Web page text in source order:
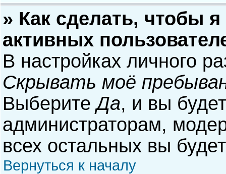
» Как сделать, чтобы
активных
В настройках личного
Скрывать моё
ВыберитеДа, и вы
администраторам,
всех остальных вы
Вернуться к началу